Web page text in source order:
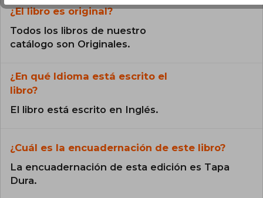
¿El libro es original?
Todos los libros de nuestro
catálogo son Originales.
¿En qué Idioma está escrito el
libro?
El libro está escrito en Inglés.
¿Cuál es la encuadernación de este libro?
La encuadernación de esta edición es Tapa
Dura.